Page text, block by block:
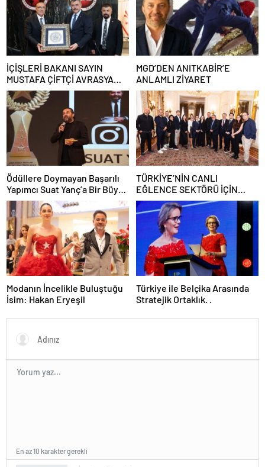
İÇİŞLERİ BAKANI SAYIN
MUSTAFA ÇİFTÇİ AVRASYA
STRATEJİK ARAŞTIRMALAR
VAKFI’NI (ASAV) ZİYARET ETTİ
MGD’DEN ANITKABİR’E
ANLAMLI ZİYARET
Ödüllere Doymayan Başarılı
Yapımcı Suat Yanç’a Bir Büyük
Ödül Daha!
TÜRKİYE’NİN CANLI
EĞLENCE SEKTÖRÜ İÇİN
LONDRA’DA STRATEJİK
BULUŞMA
Modanın İncelikle Buluştuğu
İsim: Hakan Eryeşil
Türkiye ile Belçika Arasında
Stratejik Ortaklık. .
En az 10 karakter gerekli